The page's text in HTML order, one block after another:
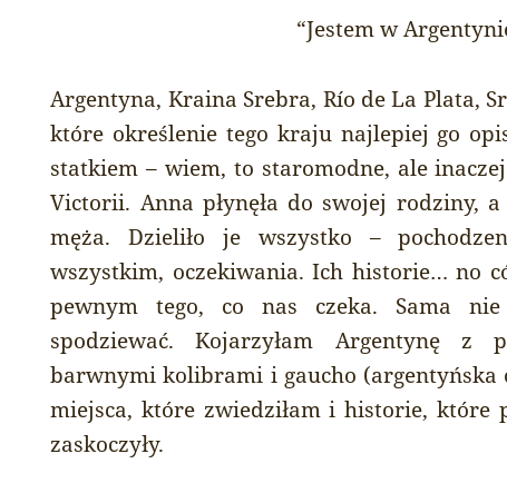
“Jestem w
Argentyna, Kraina Srebra, Río de La Plata,
które określenie tego kraju najlepiej go
statkiem – wiem, to staromodne, ale
Victorii. Anna płynęła do swojej rodziny,
męża. Dzieliło je wszystko –
wszystkim, oczekiwania. Ich historie… no
pewnym tego, co nas czeka. Sama nie
spodziewać. Kojarzyłam Argentynę z
barwnymi kolibrami i gaucho (argentyńska
miejsca, które zwiedziłam i historie, które
zaskoczyły.